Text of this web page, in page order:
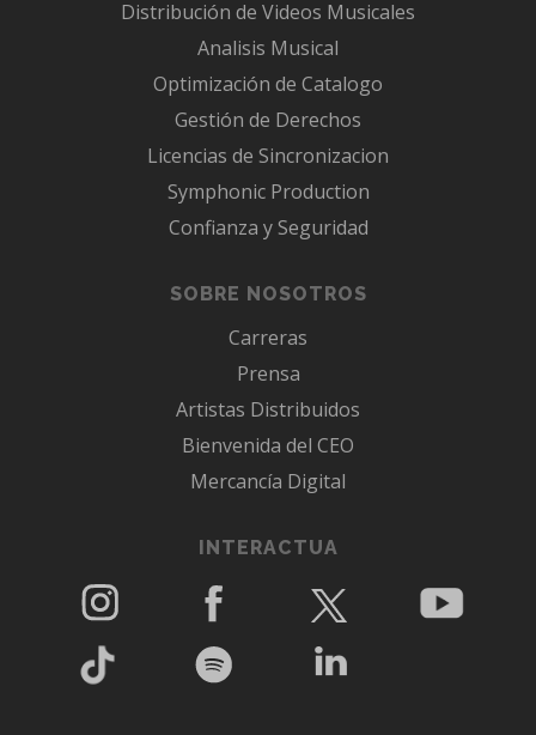
Distribución de Videos Musicales
Analisis Musical
Optimización de Catalogo
Gestión de Derechos
Licencias de Sincronizacion
Symphonic Production
Confianza y Seguridad
SOBRE NOSOTROS
Carreras
Prensa
Artistas Distribuidos
Bienvenida del CEO
Mercancía Digital
INTERACTUA